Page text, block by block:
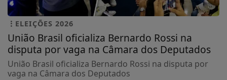
ELEIÇÕES 2026
União Brasil oficializa Bernardo Rossi na
disputa por vaga na Câmara dos Deputados
União Brasil oficializa Bernardo Rossi na disputa por
vaga na Câmara dos Deputados